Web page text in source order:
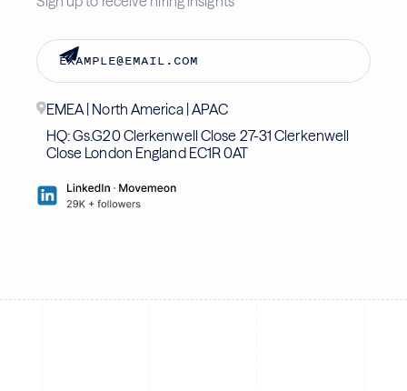
EMEA | North America | APAC
HQ: Gs.G20 Clerkenwell Close 27-31 Clerkenwell
Close London England EC1R 0AT